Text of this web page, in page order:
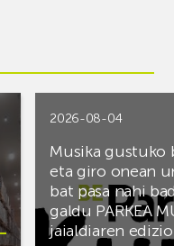
2026-08-04
Musika gustuko
eta giro onean
bat pasa nahi
galdu PARKEA
jaialdiaren